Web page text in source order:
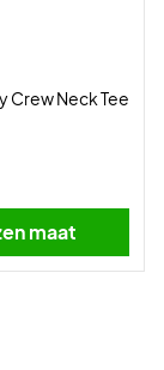
Crew Neck Tee
maat